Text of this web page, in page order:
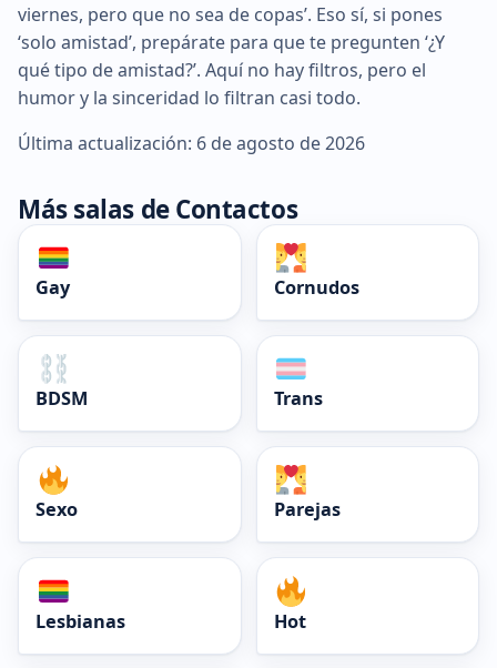
viernes, pero que no sea de copas’. Eso sí, si pones
‘solo amistad’, prepárate para que te pregunten ‘¿Y
qué tipo de amistad?’. Aquí no hay filtros, pero el
humor y la sinceridad lo filtran casi todo.
Última actualización: 6 de agosto de 2026
Más salas de Contactos
Gay Cornudos
BDSM Trans
Sexo Parejas
Lesbianas Hot